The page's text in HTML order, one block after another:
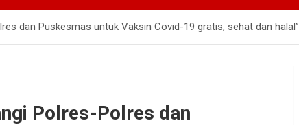
dan Puskesmas untuk Vaksin Covid-19 gratis, sehat dan halal”
Polres-Polres dan